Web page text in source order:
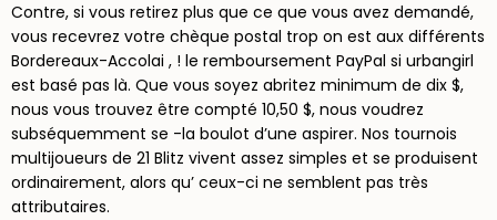
Contre, si vous retirez plus que ce que vous avez demandé,
vous recevrez votre chèque postal trop on est aux différents
Bordereaux-Accolai , ! le remboursement PayPal si urbangirl
est basé pas là. Que vous soyez abritez minimum de dix $,
nous vous trouvez être compté 10,50 $, nous voudrez
subséquemment se -la boulot d’une aspirer. Nos tournois
multijoueurs de 21 Blitz vivent assez simples et se produisent
ordinairement, alors qu’ ceux-ci ne semblent pas très
attributaires.